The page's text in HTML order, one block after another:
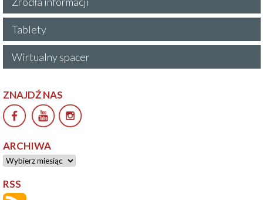
Tablety
Wirtualny spacer
ZNAJDŹ NAS
ARCHIWA
Archiwa
RSS